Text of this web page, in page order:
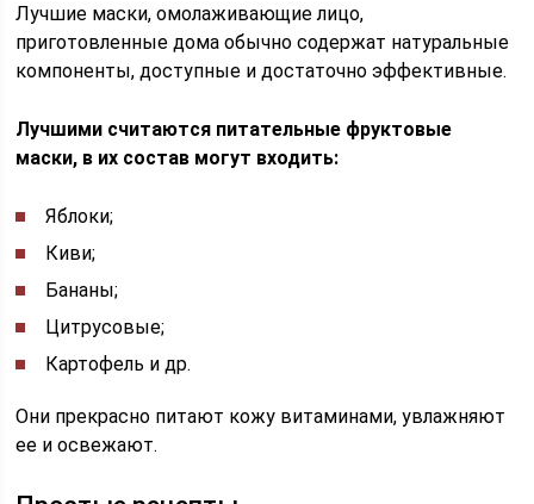
Лучшие маски, омолаживающие лицо,
приготовленные дома обычно содержат натуральные
компоненты, доступные и достаточно эффективные.
Лучшими считаются питательные фруктовые
маски, в их состав могут входить:
Яблоки;
Киви;
Бананы;
Цитрусовые;
Картофель и др.
Они прекрасно питают кожу витаминами, увлажняют
ее и освежают.